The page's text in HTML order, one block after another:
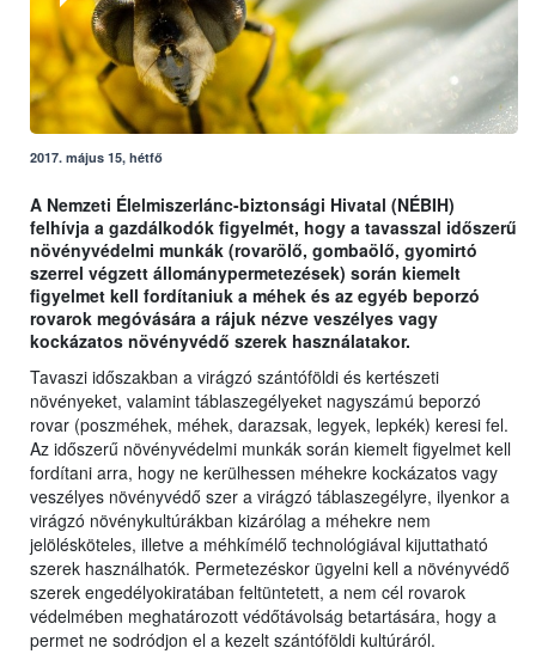
2017. május 15, hétfő
A Nemzeti Élelmiszerlánc-biztonsági Hivatal (NÉBIH)
felhívja a gazdálkodók figyelmét, hogy a tavasszal időszerű
növényvédelmi munkák (rovarölő, gombaölő, gyomirtó
szerrel végzett állománypermetezések) során kiemelt
figyelmet kell fordítaniuk a méhek és az egyéb beporzó
rovarok megóvására a rájuk nézve veszélyes vagy
kockázatos növényvédő szerek használatakor.
Tavaszi időszakban a virágzó szántóföldi és kertészeti
növényeket, valamint táblaszegélyeket nagyszámú beporzó
rovar (poszméhek, méhek, darazsak, legyek, lepkék) keresi fel.
Az időszerű növényvédelmi munkák során kiemelt figyelmet kell
fordítani arra, hogy ne kerülhessen méhekre kockázatos vagy
veszélyes növényvédő szer a virágzó táblaszegélyre, ilyenkor a
virágzó növénykultúrákban kizárólag a méhekre nem
jelölésköteles, illetve a méhkímélő technológiával kijuttatható
szerek használhatók. Permetezéskor ügyelni kell a növényvédő
szerek engedélyokiratában feltüntetett, a nem cél rovarok
védelmében meghatározott védőtávolság betartására, hogy a
permet ne sodródjon el a kezelt szántóföldi kultúráról.